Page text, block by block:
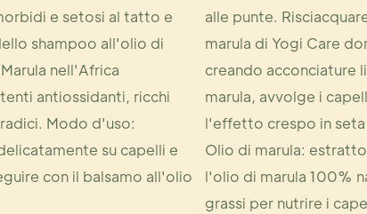
e setosi al tatto e
shampoo all'olio di
nell'Africa
antiossidanti, ricchi
Modo d'uso:
su capelli e
con il balsamo all'olio
alle punte.
marula di Yogi Care
creando acconciature
marula, avvolge i
l'effetto crespo in seta
Olio di marula:
l'olio di marula 100%
grassi per nutrire i